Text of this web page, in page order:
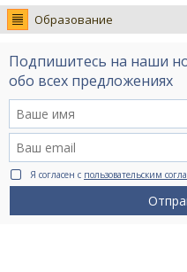
Образование
Новости
Интервью
Видео Ruso.TV
BCN life
Сервис на немецком
Подпишитесь на наши
обо всех предложениях
Я согласен с пользовательским